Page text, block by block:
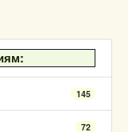
145
72